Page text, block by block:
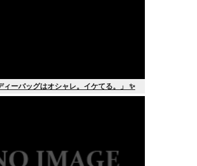
ィーバッグはオシャレ。イケてる。」 ✨